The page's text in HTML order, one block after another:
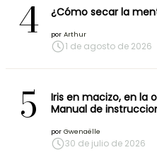
4 ¿Cómo secar la
por Arthur
1 de agosto de 2026
5
Iris en macizo, en la
Manual de
por Gwenaëlle
30 de julio de 2026